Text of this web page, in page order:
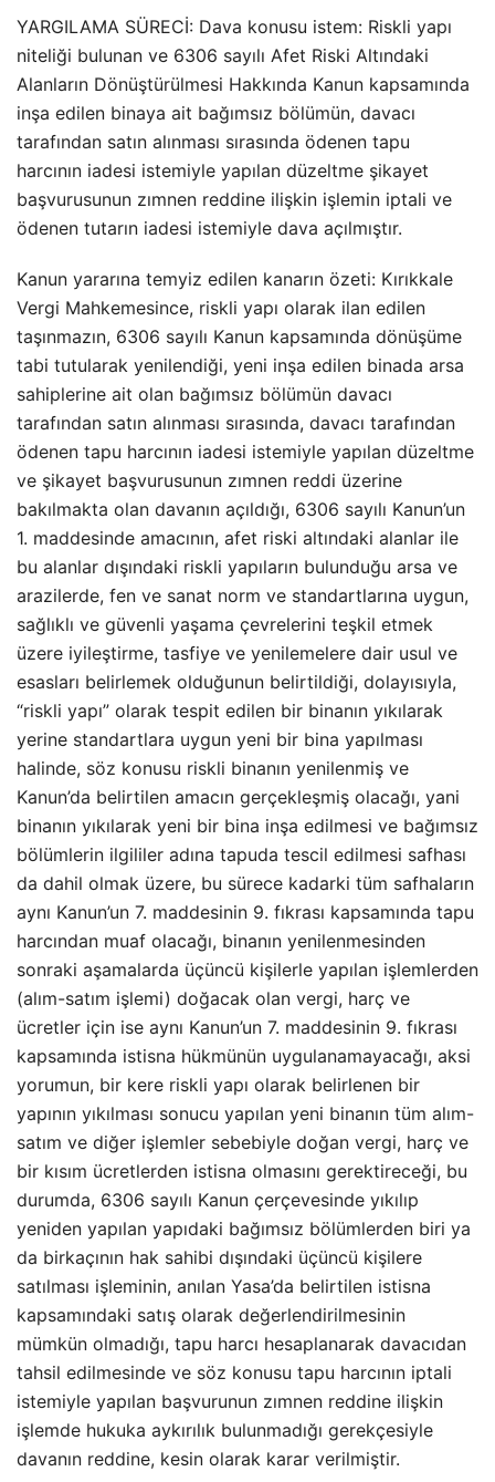
YARGILAMA SÜRECİ: Dava konusu istem: Riskli yapı
niteliği bulunan ve 6306 sayılı Afet Riski Altındaki
Alanların Dönüştürülmesi Hakkında Kanun kapsamında
inşa edilen binaya ait bağımsız bölümün, davacı
tarafından satın alınması sırasında ödenen tapu
harcının iadesi istemiyle yapılan düzeltme şikayet
başvurusunun zımnen reddine ilişkin işlemin iptali ve
ödenen tutarın iadesi istemiyle dava açılmıştır.
Kanun yararına temyiz edilen kanarın özeti: Kırıkkale
Vergi Mahkemesince, riskli yapı olarak ilan edilen
taşınmazın, 6306 sayılı Kanun kapsamında dönüşüme
tabi tutularak yenilendiği, yeni inşa edilen binada arsa
sahiplerine ait olan bağımsız bölümün davacı
tarafından satın alınması sırasında, davacı tarafından
ödenen tapu harcının iadesi istemiyle yapılan düzeltme
ve şikayet başvurusunun zımnen reddi üzerine
bakılmakta olan davanın açıldığı, 6306 sayılı Kanun’un
1. maddesinde amacının, afet riski altındaki alanlar ile
bu alanlar dışındaki riskli yapıların bulunduğu arsa ve
arazilerde, fen ve sanat norm ve standartlarına uygun,
sağlıklı ve güvenli yaşama çevrelerini teşkil etmek
üzere iyileştirme, tasfiye ve yenilemelere dair usul ve
esasları belirlemek olduğunun belirtildiği, dolayısıyla,
“riskli yapı” olarak tespit edilen bir binanın yıkılarak
yerine standartlara uygun yeni bir bina yapılması
halinde, söz konusu riskli binanın yenilenmiş ve
Kanun’da belirtilen amacın gerçekleşmiş olacağı, yani
binanın yıkılarak yeni bir bina inşa edilmesi ve bağımsız
bölümlerin ilgililer adına tapuda tescil edilmesi safhası
da dahil olmak üzere, bu sürece kadarki tüm safhaların
aynı Kanun’un 7. maddesinin 9. fıkrası kapsamında tapu
harcından muaf olacağı, binanın yenilenmesinden
sonraki aşamalarda üçüncü kişilerle yapılan işlemlerden
(alım-satım işlemi) doğacak olan vergi, harç ve
ücretler için ise aynı Kanun’un 7. maddesinin 9. fıkrası
kapsamında istisna hükmünün uygulanamayacağı, aksi
yorumun, bir kere riskli yapı olarak belirlenen bir
yapının yıkılması sonucu yapılan yeni binanın tüm alım-
satım ve diğer işlemler sebebiyle doğan vergi, harç ve
bir kısım ücretlerden istisna olmasını gerektireceği, bu
durumda, 6306 sayılı Kanun çerçevesinde yıkılıp
yeniden yapılan yapıdaki bağımsız bölümlerden biri ya
da birkaçının hak sahibi dışındaki üçüncü kişilere
satılması işleminin, anılan Yasa’da belirtilen istisna
kapsamındaki satış olarak değerlendirilmesinin
mümkün olmadığı, tapu harcı hesaplanarak davacıdan
tahsil edilmesinde ve söz konusu tapu harcının iptali
istemiyle yapılan başvurunun zımnen reddine ilişkin
işlemde hukuka aykırılık bulunmadığı gerekçesiyle
davanın reddine, kesin olarak karar verilmiştir.